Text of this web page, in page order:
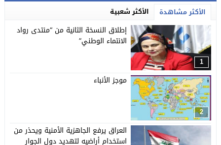
الأكثر مشاهدة الأكثر شعبية
1
إطلاق النسخة الثانية من “منتدى رواد
الانتماء الوطني”
2
موجز الأنباء
العراق يرفع الجاهزية الأمنية ويحذر من
استخدام أراضيه لتهديد دول الجوار